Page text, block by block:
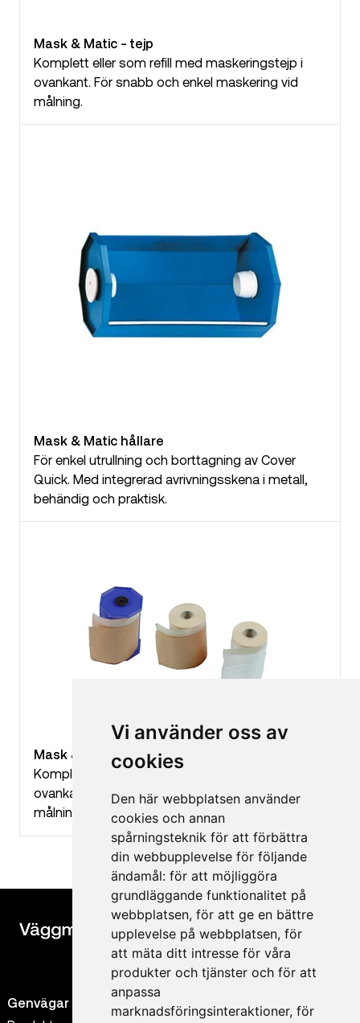
Vi använder oss av
cookies
Den här webbplatsen använder
cookies och annan
spårningsteknik för att förbättra
din webbupplevelse för följande
ändamål:för att möjliggöra
grundläggande funktionalitet på
webbplatsen,för att ge en bättre
upplevelse på webbplatsen,för
att mäta ditt intresse för våra
produkter och tjänster och för att
anpassa
marknadsföringsinteraktioner,för
Mask & Matic - tejp
Komplett eller som refill med maskeringstejp i
ovankant. För snabb och enkel maskering vid
målning.
Mask & Matic hållare
För enkel utrullning och borttagning av Cover
Quick. Med integrerad avrivningsskena i metall,
behändig och praktisk.
Mask & Matic - Tejp refill
Komplett eller som refill med maskeringstejp i
ovankant. För snabb och enkel maskering vid
målning.
Genvägar
Kontakt